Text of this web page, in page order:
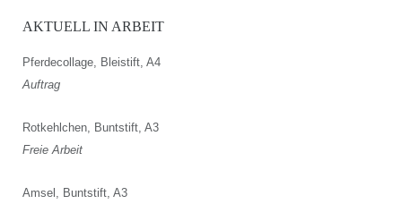
AKTUELL IN ARBEIT
Pferdecollage, Bleistift, A4
Auftrag
Rotkehlchen, Buntstift, A3
Freie Arbeit
Amsel, Buntstift, A3